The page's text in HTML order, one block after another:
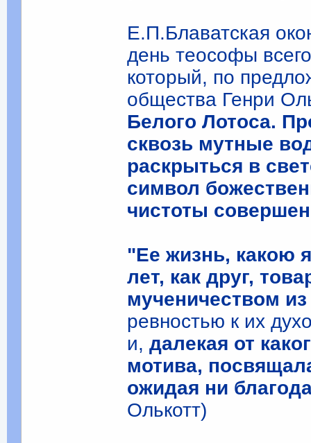
Е.П.Блаватская
день теософы
который, по
общества Генри
Белого Лотоса.
сквозь мутные
раскрыться в
символ
чистоты
"Ее жизнь, какою
лет, как друг,
мученичеством
ревностью к их
и,далекая от
мотива,
ожидая ни
Олькотт)